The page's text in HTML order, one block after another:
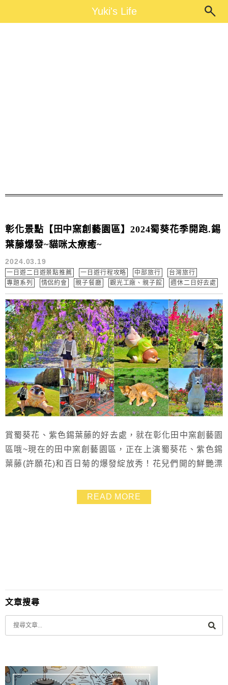
Yuki's LifeYuki's Life
彰化景點【田中窯創藝園區】2024蜀葵花季開跑.錫
葉藤爆發~貓咪太療癒~
2024.03.19
一日遊二日遊景點推薦 一日遊行程攻略 中部旅行
台灣旅行
專題系列
情侶約會 親子餐廳 觀光工廠、親子館 週休二日好去處
賞蜀葵花、紫色錫葉藤的好去處，就在彰化田中窯創藝園
區哦~現在的田中窯創藝園區，正在上演蜀葵花、紫色錫
葉藤(許願花)和百日菊的爆發綻放秀！花兒們開的鮮艷漂
體驗手拉坏和彩繪DIY，並跟超親人的貓咪互動哦~~趕緊
攜家帶眷一起來玩吧！
READ MORE
文章搜尋